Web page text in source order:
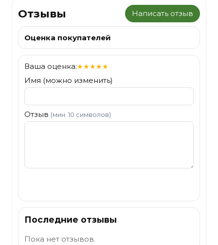
Отзывы Написать отзыв
Оценка покупателей
Ваша оценка:★★★★★
Имя (можно изменить)
Отзыв (мин. 10 символов)
Последние отзывы
Пока нет отзывов.